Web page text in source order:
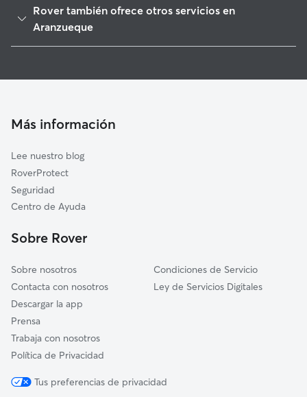
Pozo de Guadalajara
Yebes
Chiloeches
Lupiana
Fuentenovilla
Rover también ofrece otros servicios en
Aranzueque
Cuidadores a domicilio en Aranzueque
Más información
Lee nuestro blog
RoverProtect
Seguridad
Centro de Ayuda
Sobre Rover
Sobre nosotros
Contacta con nosotros
Descargar la app
Prensa
Trabaja con nosotros
Política de Privacidad
Condiciones de Servicio
Ley de Servicios Digitales
Tus preferencias de privacidad